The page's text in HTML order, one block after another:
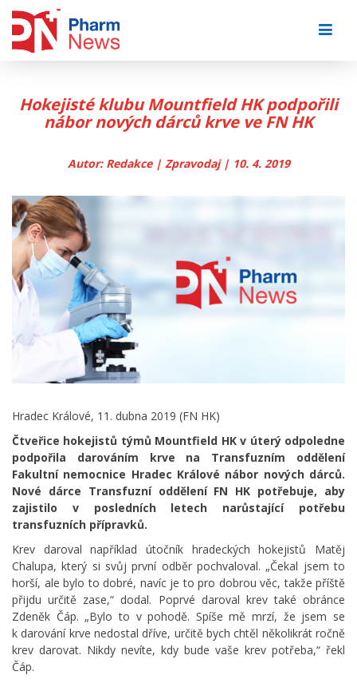
Hokejisté klubu Mountfield HK podpořili
nábor nových dárců krve ve FN HK
Autor: Redakce | Zpravodaj | 10. 4. 2019
Hradec Králové, 11. dubna 2019 (FN HK)
Čtveřice hokejistů týmů Mountfield HK v úterý odpoledne
podpořila darováním krve na Transfuzním oddělení
Fakultní nemocnice Hradec Králové nábor nových dárců.
Nové dárce Transfuzní oddělení FN HK potřebuje, aby
zajistilo v posledních letech narůstající potřebu
transfuzních přípravků.
Krev daroval například útočník hradeckých hokejistů Matěj
Chalupa, který si svůj první odběr pochvaloval. „Čekal jsem to
horší, ale bylo to dobré, navíc je to pro dobrou věc, takže příště
přijdu určitě zase,“ dodal. Poprvé daroval krev také obránce
Zdeněk Čáp. „Bylo to v pohodě. Spíše mě mrzí, že jsem se
k darování krve nedostal dříve, určitě bych chtěl několikrát ročně
krev darovat. Nikdy nevíte, kdy bude vaše krev potřeba,“ řekl
Čáp.